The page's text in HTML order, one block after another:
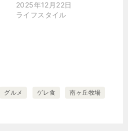
2025年12月22日
ライフスタイル
グルメ ゲレ食 南ヶ丘牧場